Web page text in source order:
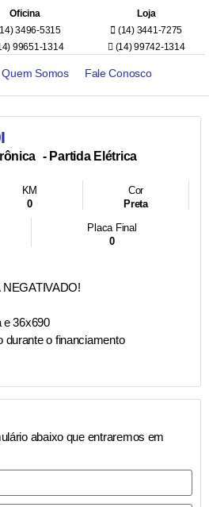
Oficina
3496-5315
99651-1314
Loja
(14) 3441-7275
(14) 99742-1314
Quem Somos Fale Conosco
- Partida Elétrica
KM
0
Cor
Preta
Placa Final
0
e 36x690
durante o financiamento
abaixo que entraremos em